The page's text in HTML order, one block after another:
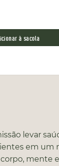
à sacola
levar
em
mente